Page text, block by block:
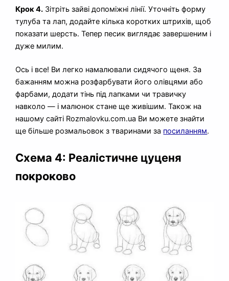
Крок 4. Зітріть зайві допоміжні лінії. Уточніть форму
тулуба та лап, додайте кілька коротких штрихів, щоб
показати шерсть. Тепер песик виглядає завершеним і
дуже милим.
Ось і все! Ви легко намалювали сидячого щеня. За
бажанням можна розфарбувати його олівцями або
фарбами, додати тінь під лапками чи травичку
навколо — і малюнок стане ще живішим. Також на
нашому сайті Rozmalovku.com.ua Ви можете знайти
ще більше розмальовок з тваринами за посиланням.
Схема 4: Реалістичне цуценя
покроково